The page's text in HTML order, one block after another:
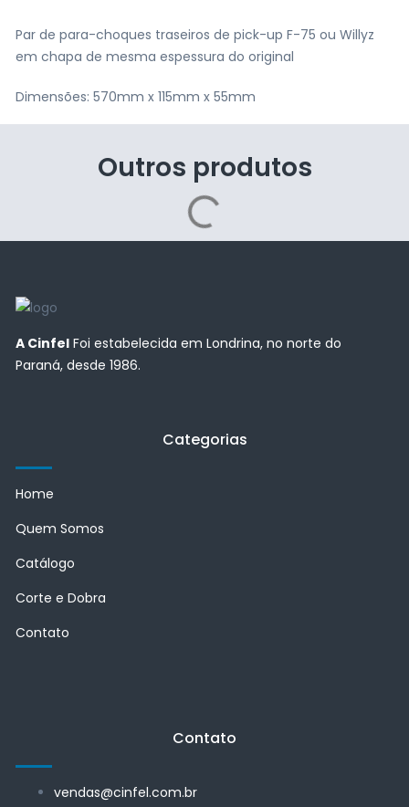
Par de para-choques traseiros de pick-up F-75 ou Willyz
em chapa de mesma espessura do original
Dimensões: 570mm x 115mm x 55mm
Outros produtos
A Cinfel Foi estabelecida em Londrina, no norte do
Paraná, desde 1986.
Categorias
Home
Quem Somos
Catálogo
Corte e Dobra
Contato
Contato
vendas@cinfel.com.br